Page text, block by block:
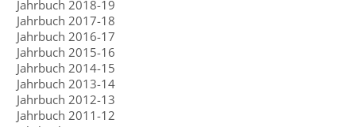
Jahrbuch 2018-19
Jahrbuch 2017-18
Jahrbuch 2016-17
Jahrbuch 2015-16
Jahrbuch 2014-15
Jahrbuch 2013-14
Jahrbuch 2012-13
Jahrbuch 2011-12